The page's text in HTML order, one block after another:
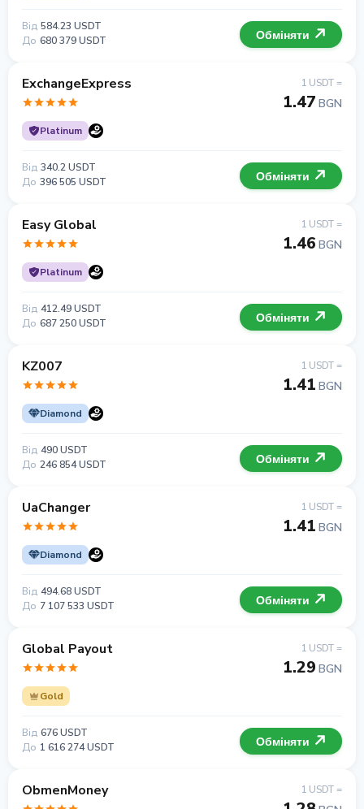
Від 584.23 USDT
До 680 379 USDT Обміняти
ExchangeExpress
Platinum
1 USDT =
1.47 BGN
Від 340.2 USDT
До 396 505 USDT Обміняти
Easy Global
Platinum
1 USDT =
1.46 BGN
Від 412.49 USDT
До 687 250 USDT Обміняти
KZ007
Diamond
1 USDT =
1.41 BGN
Від 490 USDT
До 246 854 USDT Обміняти
UaChanger
Diamond
1 USDT =
1.41 BGN
Від 494.68 USDT
До 7 107 533 USDT Обміняти
Global Payout
Gold
1 USDT =
1.29 BGN
Від 676 USDT
До 1 616 274 USDT Обміняти
ObmenMoney 1 USDT =